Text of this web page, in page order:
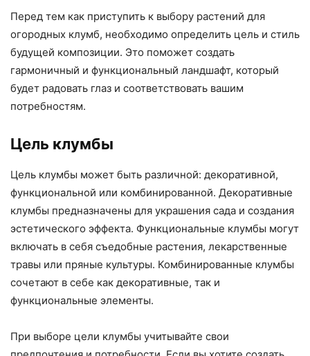
Перед тем как приступить к выбору растений для
огородных клумб, необходимо определить цель и стиль
будущей композиции. Это поможет создать
гармоничный и функциональный ландшафт, который
будет радовать глаз и соответствовать вашим
потребностям.
Цель клумбы
Цель клумбы может быть различной: декоративной,
функциональной или комбинированной. Декоративные
клумбы предназначены для украшения сада и создания
эстетического эффекта. Функциональные клумбы могут
включать в себя съедобные растения, лекарственные
травы или пряные культуры. Комбинированные клумбы
сочетают в себе как декоративные, так и
функциональные элементы.
При выборе цели клумбы учитывайте свои